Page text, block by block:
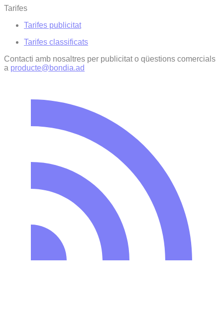
Tarifes
Tarifes publicitat
Tarifes classificats
Contacti amb nosaltres per publicitat o qüestions comercials
a producte@bondia.ad